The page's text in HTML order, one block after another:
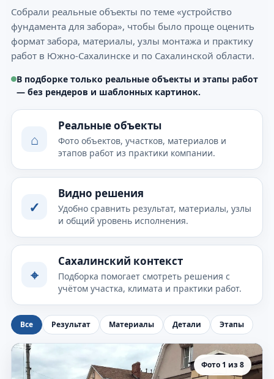
Собрали реальные объекты по теме «устройство
фундамента для забора», чтобы было проще оценить
формат забора, материалы, узлы монтажа и практику
работ в Южно-Сахалинске и по Сахалинской области.
В подборке только реальные объекты и этапы работ
— без рендеров и шаблонных картинок.
⌂
Реальные объекты
Фото объектов, участков, материалов и
этапов работ из практики компании.
✓
Видно решения
Удобно сравнить результат, материалы, узлы
и общий уровень исполнения.
⌖
Сахалинский контекст
Подборка помогает смотреть решения с
учётом участка, климата и практики работ.
Все Результат Материалы Детали Этапы
Фото 1 из 8